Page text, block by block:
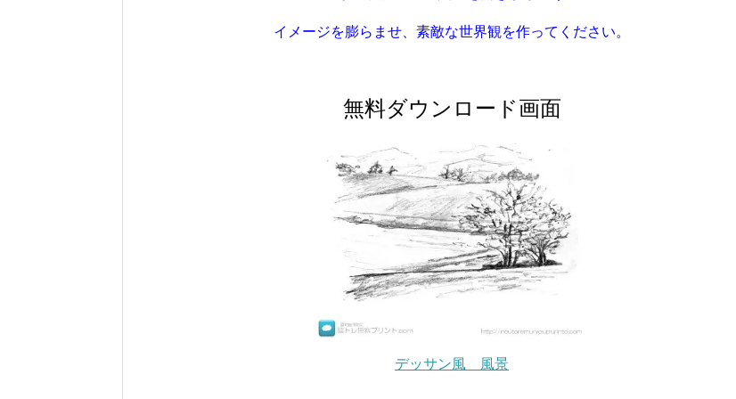
イメージを膨らませ、素敵な世界観を作ってください。
無料ダウンロード画面
デッサン風 風景